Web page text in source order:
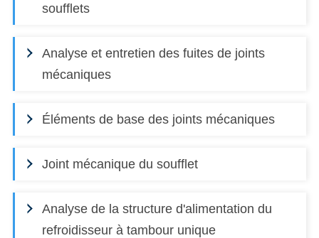
soufflets
Analyse et entretien des fuites de joints
mécaniques
Éléments de base des joints mécaniques
Joint mécanique du soufflet
Analyse de la structure d'alimentation du
refroidisseur à tambour unique